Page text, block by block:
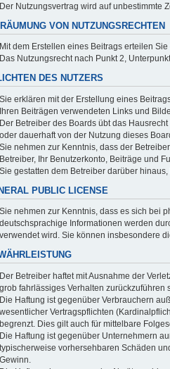
Der Nutzungsvertrag wird auf unbestimmte
VON NUTZUNGSRECHTEN
Mit dem Erstellen eines Beitrags erteilen
Das Nutzungsrecht nach Punkt 2,
DES NUTZERS
Sie erklären mit der Erstellung eines
Ihren Beiträgen verwendeten Links und
Der Betreiber des Boards übt das
oder dauerhaft von der Nutzung dieses
Sie nehmen zur Kenntnis, dass der
Betreiber, Ihr Benutzerkonto, Beiträge und
Sie gestatten dem Betreiber darüber
PUBLIC LICENSE
Sie nehmen zur Kenntnis, dass es sich bei
deutschsprachige Informationen werden
verwendet wird. Sie können insbesondere
Der Betreiber haftet mit Ausnahme der
grob fahrlässiges Verhalten
Die Haftung ist gegenüber Verbrauchern
wesentlicher Vertragspflichten
begrenzt. Dies gilt auch für mittelbare
Die Haftung ist gegenüber Unternehmern
typischerweise vorhersehbaren Schäden
Gewinn.